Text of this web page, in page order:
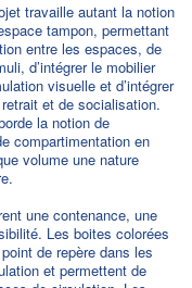
travaille autant la notion
tampon, permettant
entre les espaces, de
d’intégrer le mobilier
visuelle et d’intégrer
et de socialisation.
la notion de
compartimentation en
volume une nature
une contenance, une
Les boites colorées
de repère dans les
et permettent de